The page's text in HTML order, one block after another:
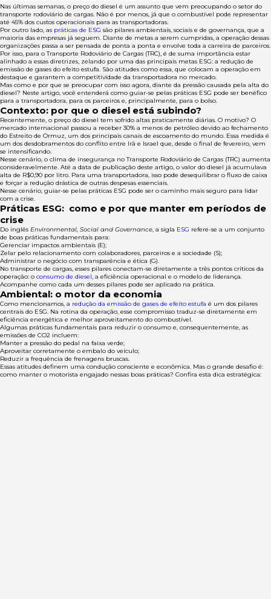
Nas últimas semanas, o preço do diesel é um assunto que vem preocupando o setor do
transporte rodoviário de cargas. Não é por menos, já que o combustível pode representar
até 45% dos custos operacionais para as transportadoras.
Por outro lado, as práticas de ESG são pilares ambientais, sociais e de governança, que a
maioria das empresas já seguem. Diante de metas a serem cumpridas, a operação dessas
organizações passa a ser pensada de ponta a ponta e envolve toda a carreira de parceiros.
Por isso, para o Transporte Rodoviário de Cargas (TRC), é de suma importância estar
alinhado a essas diretrizes, zelando por uma das principais metas ESG: a redução de
emissão de gases do efeito estufa. São atitudes como essa, que colocam a operação em
destaque e garantem a competitividade da transportadora no mercado.
Mas como e por que se preocupar com isso agora, diante da pressão causada pela alta do
diesel? Neste artigo, você entenderá como guiar-se pelas práticas ESG pode ser benéfico
para a transportadora, para os parceiros e, principalmente, para o bolso.
Contexto: por que o diesel está subindo?
Recentemente, o preço do diesel tem sofrido altas praticamente diárias. O motivo? O
mercado internacional passou a receber 30% a menos de petróleo devido ao fechamento
do Estreito de Ormuz, um dos principais canais de escoamento do mundo. Essa medida é
um dos desdobramentos do conflito entre Irã e Israel que, desde o final de fevereiro, vem
se intensificando.
Nesse cenário, o clima de insegurança no Transporte Rodoviário de Cargas (TRC) aumenta
consideravelmente. Até a data de publicação deste artigo, o valor do diesel já acumulava
alta de R$0,90 por litro. Para uma transportadora, isso pode desequilibrar o fluxo de caixa
e forçar a redução drástica de outras despesas essenciais.
Nesse cenário, guiar-se pelas práticas ESG pode ser o caminho mais seguro para lidar
com a crise.
Práticas ESG: como e por que manter em períodos de
crise
Do inglês Environmental, Social and Governance, a sigla ESG refere-se a um conjunto
de boas práticas fundamentais para:
Gerenciar impactos ambientais (E);
Zelar pelo relacionamento com colaboradores, parceiros e a sociedade (S);
Administrar o negócio com transparência e ética (G).
No transporte de cargas, esses pilares conectam-se diretamente a três pontos críticos da
operação: o consumo de diesel, a eficiência operacional e o modelo de liderança.
Acompanhe como cada um desses pilares pode ser aplicado na prática.
Ambiental: o motor da economia
Como mencionamos, a redução da emissão de gases de efeito estufa é um dos pilares
centrais do ESG. Na rotina da operação, esse compromisso traduz-se diretamente em
eficiência energética e melhor aproveitamento do combustível.
Algumas práticas fundamentais para reduzir o consumo e, consequentemente, as
emissões de CO2 incluem:
Manter a pressão do pedal na faixa verde;
Aproveitar corretamente o embalo do veículo;
Reduzir a frequência de frenagens bruscas.
Essas atitudes definem uma condução consciente e econômica. Mas o grande desafio é:
como manter o motorista engajado nessas boas práticas? Confira esta dica estratégica: